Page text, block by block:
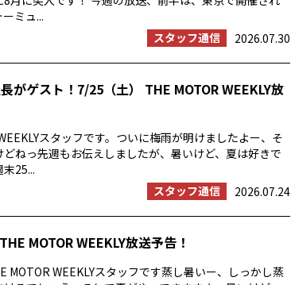
ミュ...
スタッフ通信
2026.07.30
がゲスト！7/25（土） THE MOTOR WEEKLY放
スタッフです。ついに梅雨が明けましたよー、そ
ねっ先週もお伝えしましたが、暑いけど、夏は好きで
25...
スタッフ通信
2026.07.24
MOTOR WEEKLY放送予告！
MOTOR WEEKLYスタッフです蒸し暑いー、しっかし蒸